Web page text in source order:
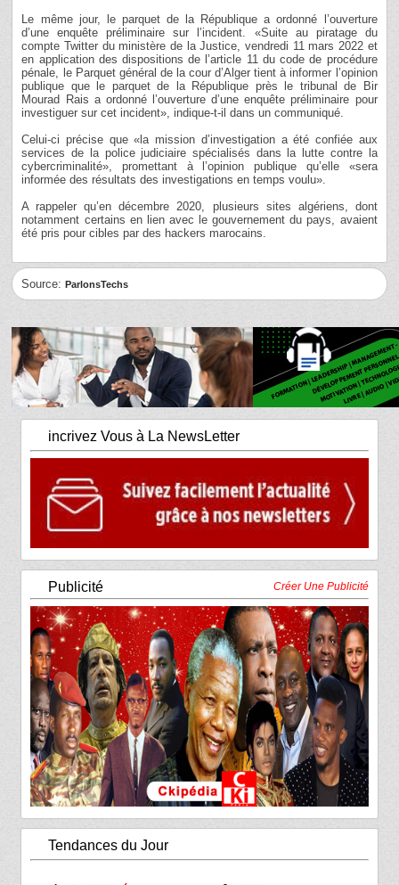
Le même jour, le parquet de la République a ordonné l’ouverture
d’une enquête préliminaire sur l’incident. «Suite au piratage du
compte Twitter du ministère de la Justice, vendredi 11 mars 2022 et
en application des dispositions de l’article 11 du code de procédure
pénale, le Parquet général de la cour d’Alger tient à informer l’opinion
publique que le parquet de la République près le tribunal de Bir
Mourad Rais a ordonné l’ouverture d’une enquête préliminaire pour
investiguer sur cet incident», indique-t-il dans un communiqué.
Celui-ci précise que «la mission d’investigation a été confiée aux
services de la police judiciaire spécialisés dans la lutte contre la
cybercriminalité», promettant à l’opinion publique qu’elle «sera
informée des résultats des investigations en temps voulu».
A rappeler qu’en décembre 2020, plusieurs sites algériens, dont
notamment certains en lien avec le gouvernement du pays, avaient
été pris pour cibles par des hackers marocains.
Source:ParlonsTechs
incrivez Vous à La NewsLetter
Publicité Créer Une Publicité
Tendances du Jour